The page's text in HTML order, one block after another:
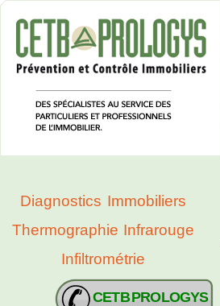
Diagnostics Immobiliers
Thermographie Infrarouge
Infiltrométrie
CETB PROLOGYS